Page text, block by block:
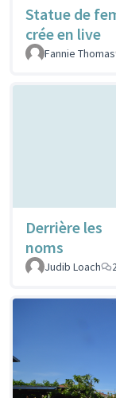
Statue de
crée en live
Fannie Thomas
Derrière les
noms
Judib Loach